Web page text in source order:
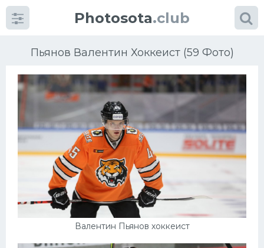
Photosota.club
Пьянов Валентин Хоккеист (59 Фото)
Валентин Пьянов хоккеист
КатегорииФото
Еще картинки...
Футбол
Хоккей